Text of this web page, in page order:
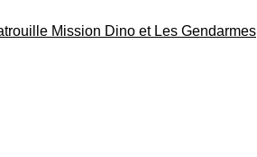
Mission Dino et Les Gendarmes